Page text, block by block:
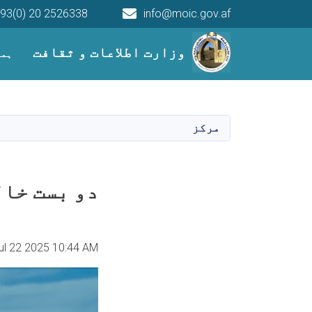
وزارت اطلاعات و ثقافت
info@moic.gov.af
20 2526338
Main navigation
مرکز
دو بست
22 2025 10:44 AM